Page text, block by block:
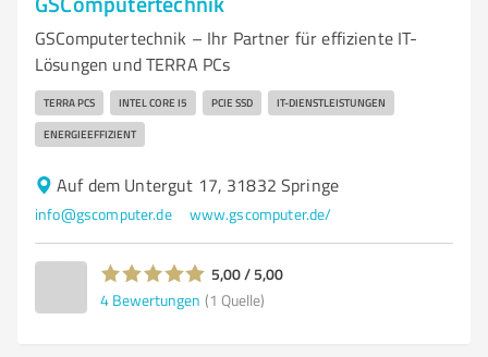
GSComputertechnik – Ihr Partner für effiziente IT-
Lösungen und TERRA PCs
TERRA PCS INTEL CORE I5 PCIE SSD IT-DIENSTLEISTUNGEN
ENERGIEEFFIZIENT
Auf dem Untergut 17, 31832 Springe
info@gscomputer.de www.gscomputer.de/
5,00 / 5,00
4 Bewertungen (1 Quelle)